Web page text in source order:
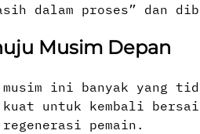
dalam proses” dan
Musim Depan
musim ini banyak yang
untuk kembali
pemain.